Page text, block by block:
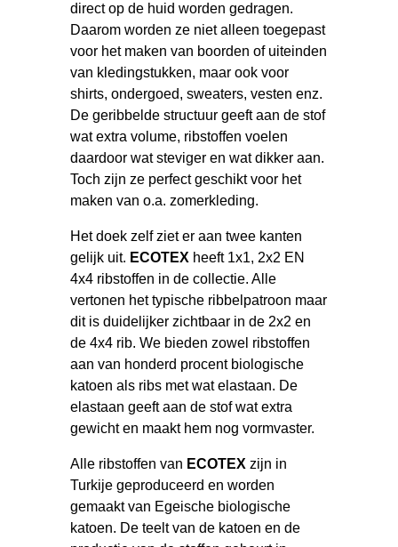
direct op de huid worden gedragen.
Daarom worden ze niet alleen toegepast
voor het maken van boorden of uiteinden
van kledingstukken, maar ook voor
shirts, ondergoed, sweaters, vesten enz.
De geribbelde structuur geeft aan de stof
wat extra volume, ribstoffen voelen
daardoor wat steviger en wat dikker aan.
Toch zijn ze perfect geschikt voor het
maken van o.a. zomerkleding.
Het doek zelf ziet er aan twee kanten
gelijk uit. ECOTEX heeft 1x1, 2x2 EN
4x4 ribstoffen in de collectie. Alle
vertonen het typische ribbelpatroon maar
dit is duidelijker zichtbaar in de 2x2 en
de 4x4 rib. We bieden zowel ribstoffen
aan van honderd procent biologische
katoen als ribs met wat elastaan. De
elastaan geeft aan de stof wat extra
gewicht en maakt hem nog vormvaster.
Alle ribstoffen van ECOTEX zijn in
Turkije geproduceerd en worden
gemaakt van Egeische biologische
katoen. De teelt van de katoen en de